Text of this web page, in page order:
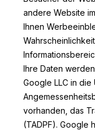
andere Website
Ihnen
Ihre Daten
Google LLC in die
vorhanden, das
(TADPF). Google